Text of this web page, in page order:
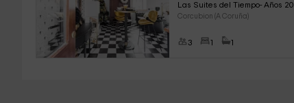
Las Suites del Tiempo- Años 20
Corcubion (A Coruña)
3 1 1